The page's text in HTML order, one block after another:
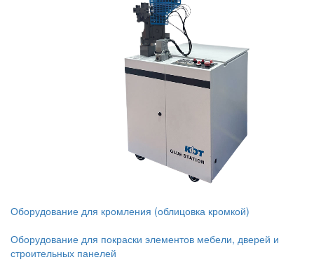
Оборудование для кромления (облицовка кромкой)
Оборудование для покраски элементов мебели, дверей и
строительных панелей